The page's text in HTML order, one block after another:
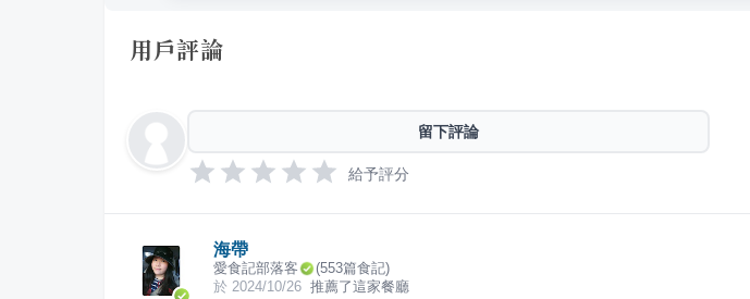
用戶評論
留下評論
給予評分
海帶
愛食記部落客 (553篇食記)
於 2024/10/26 推薦了這家餐廳